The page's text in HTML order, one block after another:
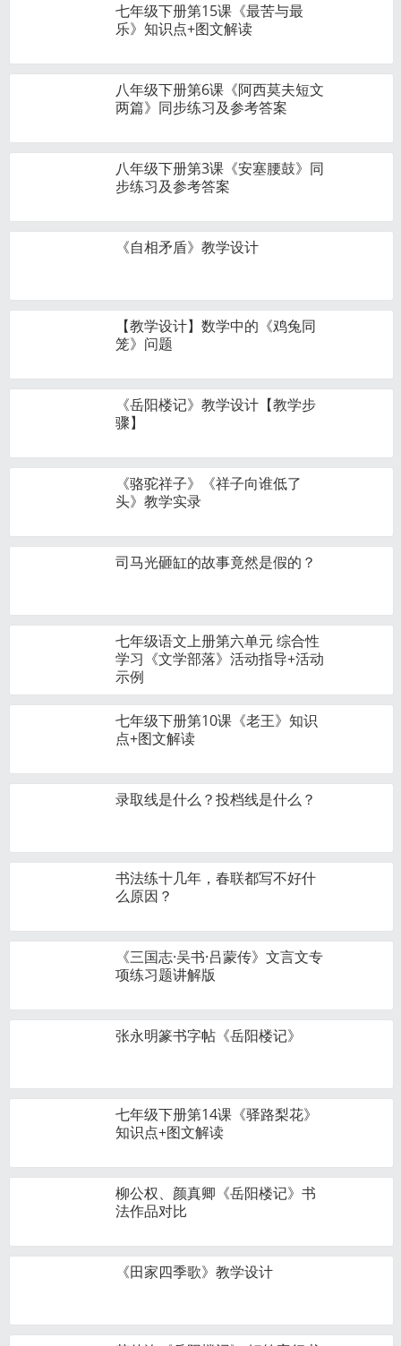
七年级下册第15课《最苦与最
乐》知识点+图文解读
八年级下册第6课《阿西莫夫短文
两篇》同步练习及参考答案
八年级下册第3课《安塞腰鼓》同
步练习及参考答案
《自相矛盾》教学设计
【教学设计】数学中的《鸡兔同
笼》问题
《岳阳楼记》教学设计【教学步
骤】
《骆驼祥子》《祥子向谁低了
头》教学实录
司马光砸缸的故事竟然是假的？
七年级语文上册第六单元 综合性
学习《文学部落》活动指导+活动
示例
七年级下册第10课《老王》知识
点+图文解读
录取线是什么？投档线是什么？
书法练十几年，春联都写不好什
么原因？
《三国志·吴书·吕蒙传》文言文专
项练习题讲解版
张永明篆书字帖《岳阳楼记》
七年级下册第14课《驿路梨花》
知识点+图文解读
柳公权、颜真卿《岳阳楼记》书
法作品对比
《田家四季歌》教学设计